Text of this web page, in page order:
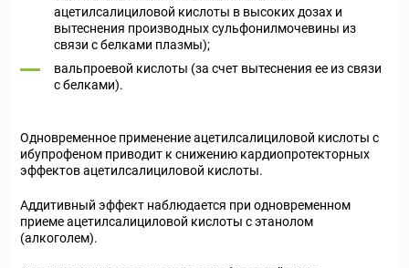
ацетилсалициловой кислоты в высоких дозах и
вытеснения производных сульфонилмочевины из
связи с белками плазмы);
вальпроевой кислоты (за счет вытеснения ее из связи
с белками).
Одновременное применение ацетилсалициловой кислоты с
ибупрофеном приводит к снижению кардиопротекторных
эффектов ацетилсалициловой кислоты.
Аддитивный эффект наблюдается при одновременном
приеме ацетилсалициловой кислоты с этанолом
(алкоголем).